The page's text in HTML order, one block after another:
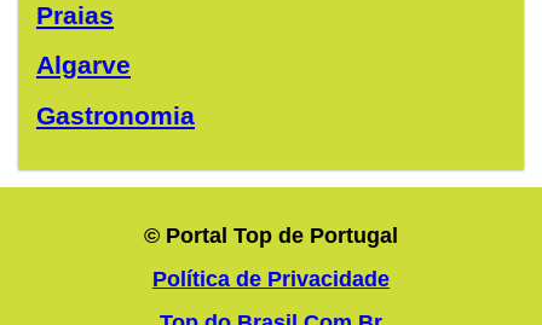
Praias
Algarve
Gastronomia
© Portal Top de Portugal
Política de Privacidade